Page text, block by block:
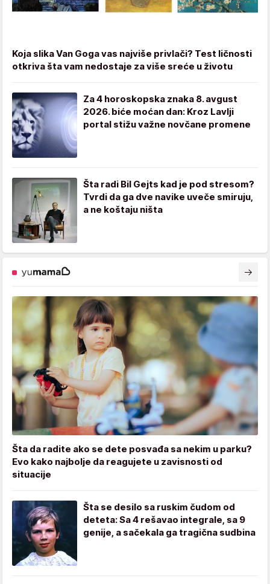
Koja slika Van Goga vas najviše privlači? Test ličnosti
otkriva šta vam nedostaje za više sreće u životu
Za 4 horoskopska znaka 8. avgust
2026. biće moćan dan: Kroz Lavlji
portal stižu važne novčane promene
Šta radi Bil Gejts kad je pod stresom?
Tvrdi da ga dve navike uveče smiruju,
a ne koštaju ništa
Šta da radite ako se dete posvađa sa nekim u parku?
Evo kako najbolje da reagujete u zavisnosti od
situacije
Šta se desilo sa ruskim čudom od
deteta: Sa 4 rešavao integrale, sa 9
genije, a sačekala ga tragična sudbina